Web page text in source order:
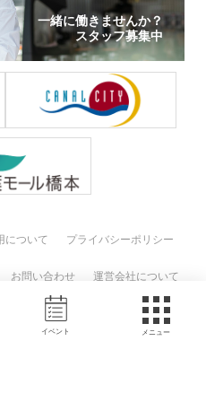
イベント メニュー
一緒に働きませんか？
スタッフ募集中
について プライバシーポリシー
お問い合わせ 運営会社について
All Rights Reserved.